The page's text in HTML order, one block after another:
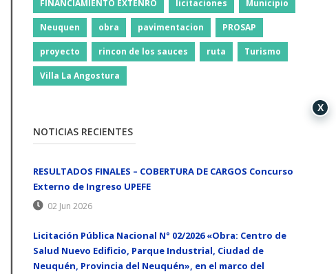
FINANCIAMIENTO EXTENRO licitaciones Municipio
Neuquen obra pavimentacion PROSAP
proyecto rincon de los sauces ruta Turismo
Villa La Angostura
NOTICIAS RECIENTES
RESULTADOS FINALES – COBERTURA DE CARGOS Concurso
Externo de Ingreso UPEFE
02 Jun 2026
Licitación Pública Nacional N° 02/2026 «Obra: Centro de
Salud Nuevo Edificio, Parque Industrial, Ciudad de
Neuquén, Provincia del Neuquén», en el marco del
X